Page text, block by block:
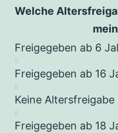
Welche
Freigegeben ab 6
Freigegeben ab 16
Keine Altersfreigabe
Freigegeben ab 18